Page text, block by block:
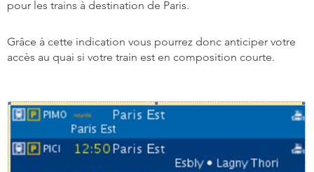
pour les trains à destination de Paris.
Grâce à cette indication vous pourrez donc anticiper votre
accès au quai si votre train est en composition courte.